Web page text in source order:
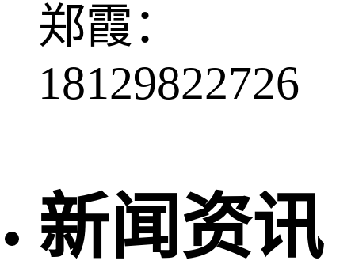
郑霞：
18129822726
新闻资讯